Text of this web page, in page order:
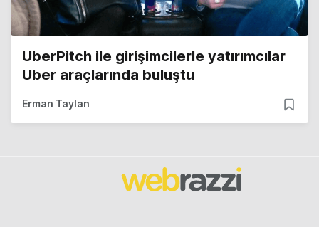
UberPitch ile girişimcilerle yatırımcılar
Uber araçlarında buluştu
Erman Taylan